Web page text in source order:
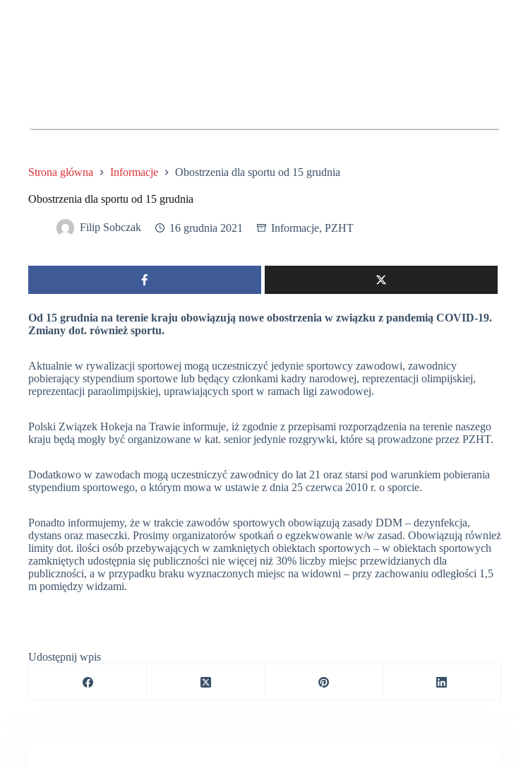
Strona główna Informacje Obostrzenia dla sportu od 15 grudnia
Obostrzenia dla sportu od 15 grudnia
Filip Sobczak 16 grudnia 2021 Informacje, PZHT
Od 15 grudnia na terenie kraju obowiązują nowe obostrzenia w związku z pandemią COVID-19.
Zmiany dot. również sportu.
Aktualnie w rywalizacji sportowej mogą uczestniczyć jedynie sportowcy zawodowi, zawodnicy
pobierający stypendium sportowe lub będący członkami kadry narodowej, reprezentacji olimpijskiej,
reprezentacji paraolimpijskiej, uprawiających sport w ramach ligi zawodowej.
Polski Związek Hokeja na Trawie informuje, iż zgodnie z przepisami rozporządzenia na terenie naszego
kraju będą mogły być organizowane w kat. senior jedynie rozgrywki, które są prowadzone przez PZHT.
Dodatkowo w zawodach mogą uczestniczyć zawodnicy do lat 21 oraz starsi pod warunkiem pobierania
stypendium sportowego, o którym mowa w ustawie z dnia 25 czerwca 2010 r. o sporcie.
Ponadto informujemy, że w trakcie zawodów sportowych obowiązują zasady DDM – dezynfekcja,
dystans oraz maseczki. Prosimy organizatorów spotkań o egzekwowanie w/w zasad. Obowiązują również
limity dot. ilości osób przebywających w zamkniętych obiektach sportowych – w obiektach sportowych
zamkniętych udostępnia się publiczności nie więcej niż 30% liczby miejsc przewidzianych dla
publiczności, a w przypadku braku wyznaczonych miejsc na widowni – przy zachowaniu odległości 1,5
m pomiędzy widzami.
Udostępnij wpis